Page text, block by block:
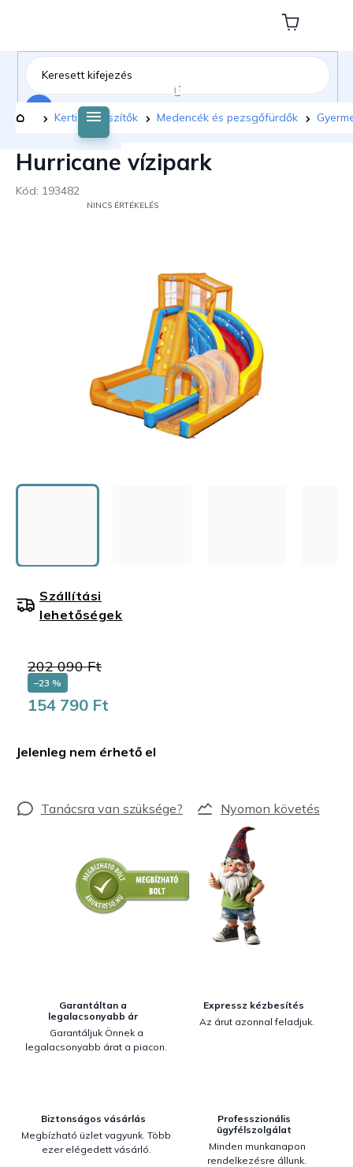
tartalomhoz
Kosár
Kezdőlap
Kerti kiegészítők Medencék és pezsgőfürdők
Hurricane vízipark
Kód: 193482
NINCS ÉRTÉKELÉS
202 090 Ft
–23 %
154 790 Ft
Jelenleg nem érhető el
Szállítási
lehetőségek
Nyomon követés
Garantáltan a
legalacsonyabb ár
Garantáljuk Önnek a
legalacsonyabb árat a piacon.
Expressz kézbesítés
Az árut azonnal feladjuk.
Biztonságos vásárlás
Megbízható üzlet vagyunk. Több
ezer elégedett vásárló.
Professzionális
ügyfélszolgálat
Minden munkanapon
rendelkezésre állunk.